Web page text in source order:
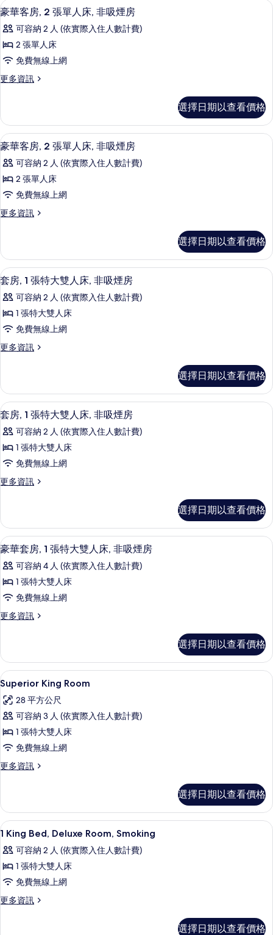
的
所
有
相
片
詳
情
大
雙
人
床,
非
房
的
所
有
相
片
1
特
大
人
床,
非
房
詳
情
顯
示
豪
華
客
房,
張
單
人
床,
非
吸
煙
所
有
相
片
客房內保險箱、隔音、免費無線上網、
5
豪華客房, 2 張單人床, 非吸煙房
可容納 2 人 (依實際入住人數計費)
2 張單人床
免費無線上網
更多資訊
更
客
房,
2
單
人
非
吸
煙
詳
選擇日期以查看價格
顯
示
豪
華
客
房,
張
單
人
床,
非
吸
煙
所
有
相
片
客房內保險箱、隔音、免費無線上網、
4
豪華客房, 2 張單人床, 非吸煙房
可容納 2 人 (依實際入住人數計費)
2 張單人床
免費無線上網
更多資訊
更
客
房,
2
單
人
非
吸
煙
詳
選擇日期以查看價格
顯
示
套
房,
張
大
雙
人
床,
非
吸
煙
所
有
相
片
客房內保險箱、隔音、免費無線上網、
6
套房, 1 張特大雙人床, 非吸煙房
可容納 2 人 (依實際入住人數計費)
1 張特大雙人床
免費無線上網
更多資訊
更
1
張
特
雙
人
非
吸
煙
詳
選擇日期以查看價格
顯
示
套
房,
張
大
雙
人
床,
非
吸
煙
所
有
相
片
套房, 1 張特大雙人床, 非吸煙房 | 客
7
套房, 1 張特大雙人床, 非吸煙房
可容納 2 人 (依實際入住人數計費)
1 張特大雙人床
免費無線上網
更多資訊
更
1
張
特
雙
人
非
吸
煙
詳
選擇日期以查看價格
顯
示
豪
華
套
房,
張
特
大
雙
人
床,
非
吸
的
所
相
片
豪華套房, 1 張特大雙人床, 非吸煙房 |
9
豪華套房, 1 張特大雙人床, 非吸煙房
可容納 4 人 (依實際入住人數計費)
1 張特大雙人床
免費無線上網
更多資訊
更
套
房,
1
特
大
人
床,
吸
詳
情
選擇日期以查看價格
顯
示
Superior
King
Room
的
所
片
客房內保險箱、隔音、免費無線上網、
1
Superior King Room
28 平方公尺
可容納 3 人 (依實際入住人數計費)
1 張特大雙人床
免費無線上網
更多資訊
更
Room
的
詳
選擇日期以查看價格
顯
示
1
King
Bed,
Deluxe
客房內保險箱、隔音、免費無線上網、
1
1 King Bed, Deluxe Room, Smoking
可容納 2 人 (依實際入住人數計費)
1 張特大雙人床
免費無線上網
更多資訊
更
選擇日期以查看價格